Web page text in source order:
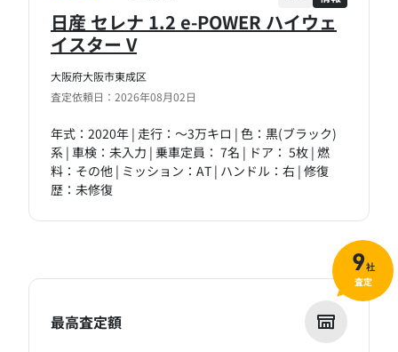
大阪府大阪市東成区
査定依頼日：2026年08月02日
日産 セレナ 1.2 e-POWER ハイウェ
イスター V
年式：2020年 | 走行：～3万キロ | 色：黒(ブラック)
系 | 車検：未入力 | 乗車定員： 7名 | ドア： 5枚 | 燃
料：その他 | ミッション：AT | ハンドル：右 | 修復
歴：未修復
最高査定額
9社
査定